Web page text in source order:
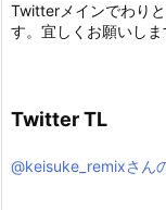
Twitterメインでわり
す。宜しくお願いしま
Twitter TL
@keisuke_remixさん